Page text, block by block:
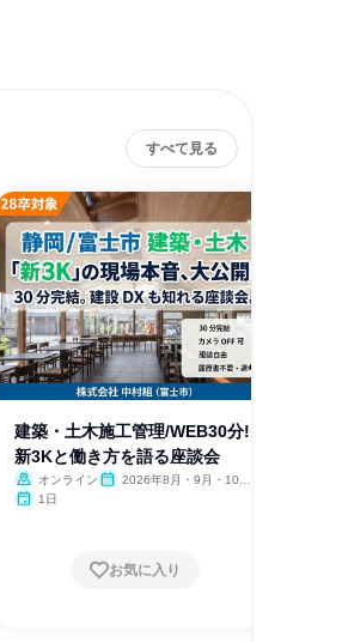
すべて見る
建築・土木施工管理/WEB30分!
新3Kと働き方を語る座談会
オンライン
2026年8月・9月・10
1日
お気に入り